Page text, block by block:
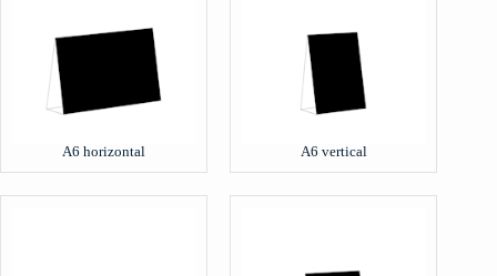
A6 horizontal A6 vertical